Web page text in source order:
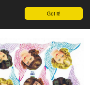
Got it!